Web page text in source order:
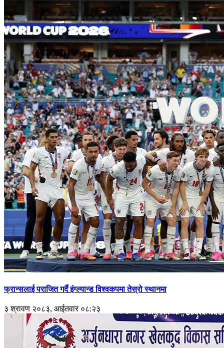
फ्रान्सलाई पराजित गर्दै इंग्ल्यान्ड विश्वकपमा तेस्रो स्थानमा
३ श्रावण २०८३, आईतवार ०८:२३